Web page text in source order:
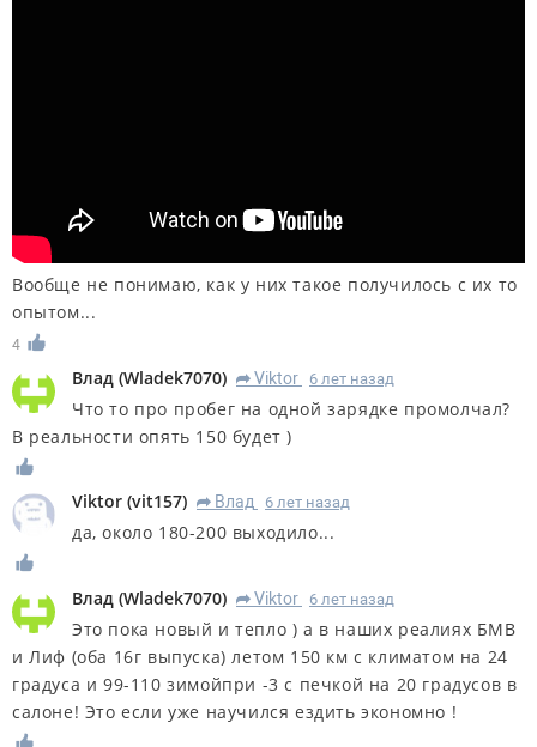
Вообще не понимаю, как у них такое получилось с их то
опытом...
4
Влад (Wladek7070) R Viktor 6 лет назад
Что то про пробег на одной зарядке промолчал?
В реальности опять 150 будет )
Viktor (vit157) R Влад 6 лет назад
да, около 180-200 выходило...
Влад (Wladek7070) R Viktor 6 лет назад
Это пока новый и тепло ) а в наших реалиях БМВ
и Лиф (оба 16г выпуска) летом 150 км с климатом на 24
градуса и 99-110 зимойпри -3 с печкой на 20 градусов в
салоне! Это если уже научился ездить экономно !